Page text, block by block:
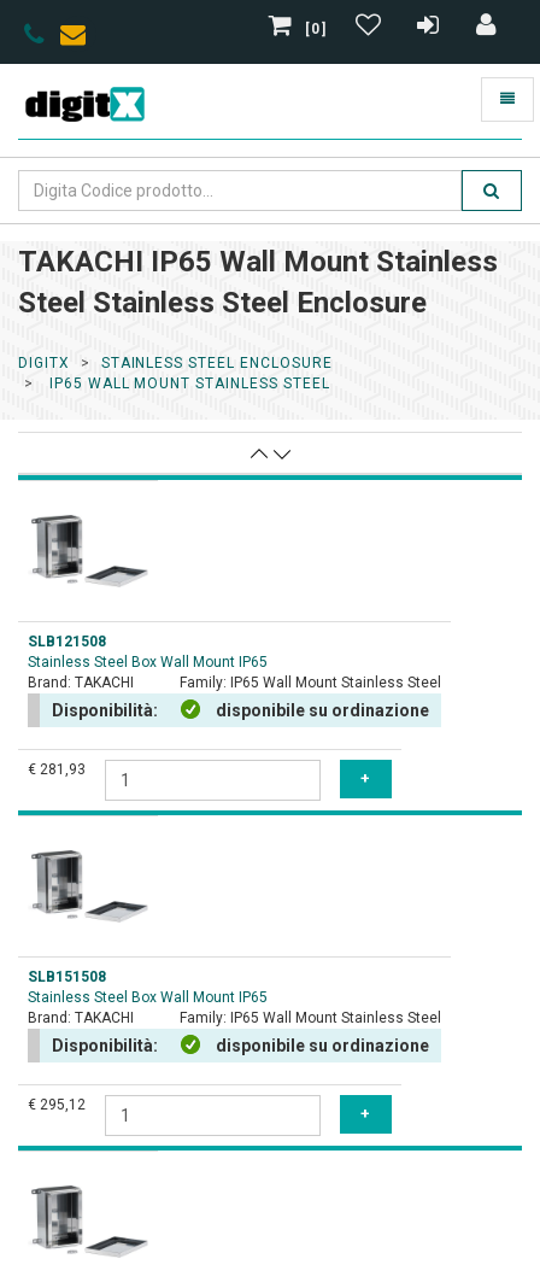
[0]
TAKACHI IP65 Wall Mount Stainless
Steel Stainless Steel Enclosure
DIGITX
STAINLESS STEEL ENCLOSURE
IP65 WALL MOUNT STAINLESS STEEL
SLB121508
Stainless Steel Box Wall Mount IP65
Brand: TAKACHI Family: IP65 Wall Mount Stainless Steel
Disponibilità: disponibile su ordinazione
€ 281,93
SLB151508
Stainless Steel Box Wall Mount IP65
Brand: TAKACHI Family: IP65 Wall Mount Stainless Steel
Disponibilità: disponibile su ordinazione
€ 295,12